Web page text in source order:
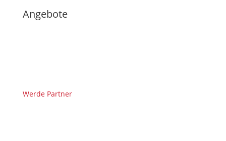
Angebote
Werde Partner